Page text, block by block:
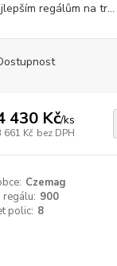
regálům na tr...
430 Kč/ks
661 Kč bez DPH
Czemag
regálu: 900
polic: 8